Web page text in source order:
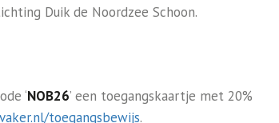
Duik de Noordzee Schoon.
‘NOB26’ een toegangskaartje met 20%
toegangsbewijs.